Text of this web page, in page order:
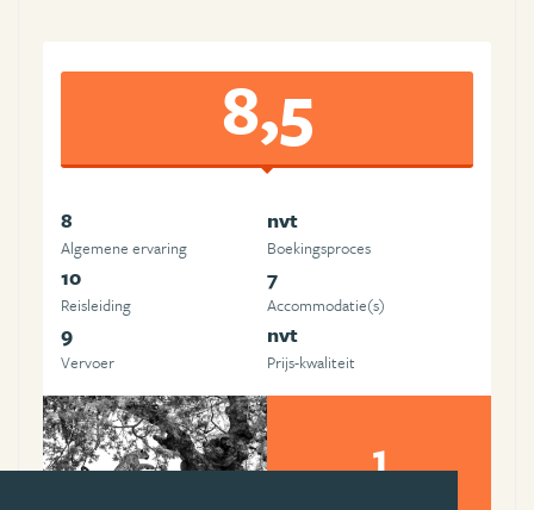
8,5
8
Algemene ervaring
nvt
Boekingsproces
10
Reisleiding
7
Accommodatie(s)
9
Vervoer
nvt
Prijs-kwaliteit
1